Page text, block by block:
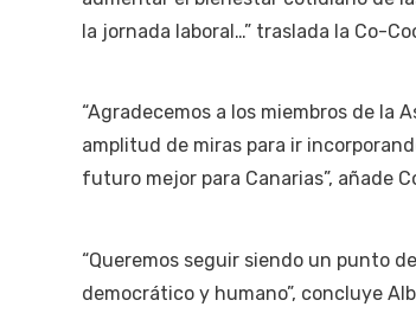
la jornada laboral…” traslada la Co-
“Agradecemos a los miembros de la
amplitud de miras para ir
futuro mejor para Canarias”, añade
“Queremos seguir siendo un punto
democrático y humano”, concluye